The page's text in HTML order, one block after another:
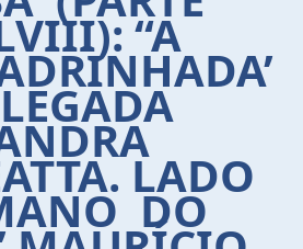
“A
LADO
DO